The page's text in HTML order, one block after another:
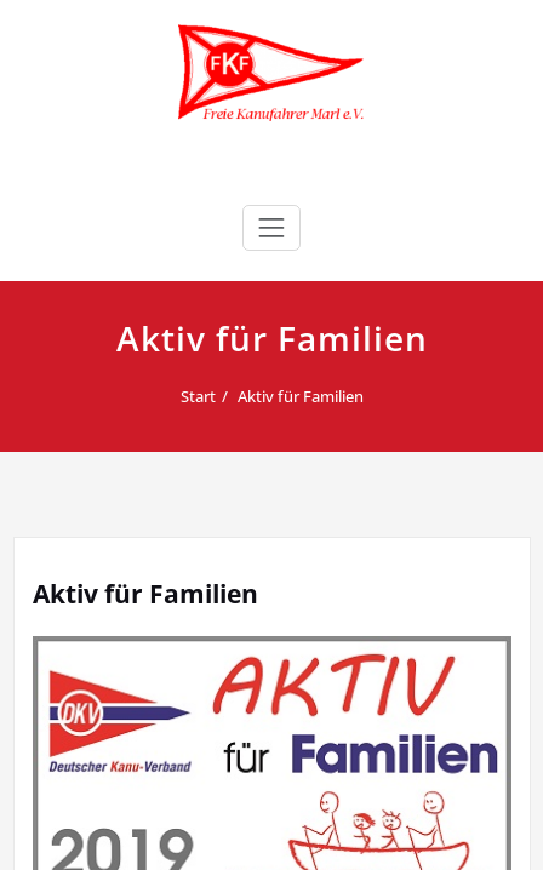
Freie Kanufahrer Marl e.V.
Aktiv für Familien
Start Aktiv für Familien
Aktiv für Familien